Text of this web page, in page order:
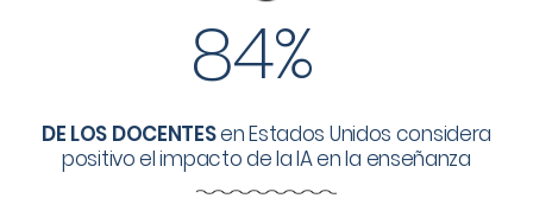
84%
DE LOS DOCENTESen Estados Unidos considera
positivo el impacto de la IA en la enseñanza